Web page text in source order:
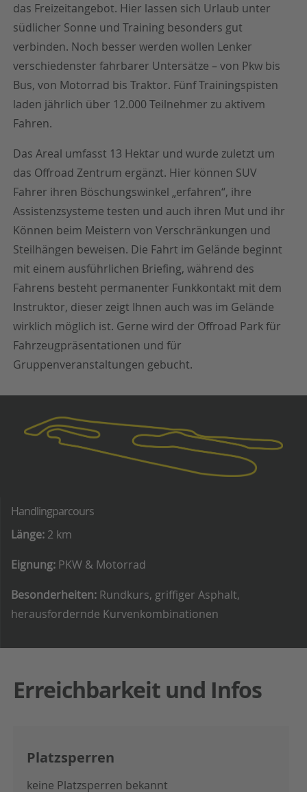
das Freizeitangebot. Hier lassen sich Urlaub unter
südlicher Sonne und Training besonders gut
verbinden. Noch besser werden wollen Lenker
verschiedenster fahrbarer Untersätze – von Pkw bis
Bus, von Motorrad bis Traktor. Fünf Trainingspisten
laden jährlich über 12.000 Teilnehmer zu aktivem
Fahren.
Das Areal umfasst 13 Hektar und wurde zuletzt um
das Offroad Zentrum ergänzt. Hier können SUV
Fahrer ihren Böschungswinkel „erfahren“, ihre
Assistenzsysteme testen und auch ihren Mut und ihr
Können beim Meistern von Verschränkungen und
Steilhängen beweisen. Die Fahrt im Gelände beginnt
mit einem ausführlichen Briefing, während des
Fahrens besteht permanenter Funkkontakt mit dem
Instruktor, dieser zeigt Ihnen auch was im Gelände
wirklich möglich ist. Gerne wird der Offroad Park für
Fahrzeugpräsentationen und für
Gruppenveranstaltungen gebucht.
Handlingparcours
Länge: 2 km
Eignung: PKW & Motorrad
Besonderheiten: Rundkurs, griffiger Asphalt,
herausfordernde Kurvenkombinationen
Erreichbarkeit und Infos
Platzsperren
keine Platzsperren bekannt